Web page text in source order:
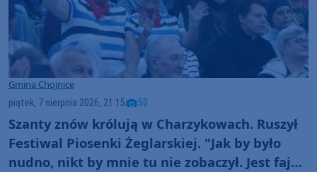
Gmina Chojnice
piątek, 7 sierpnia 2026, 21:15 50
Szanty znów królują w Charzykowach. Ruszył
Festiwal Piosenki Żeglarskiej. "Jak by było
nudno, nikt by mnie tu nie zobaczył. Jest fajna